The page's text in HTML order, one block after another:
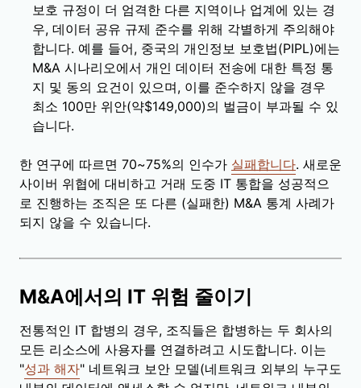
보호 규정이 더 엄격한 다른 지역이나 업계에 있는 경
우, 데이터 공유 규제 준수를 위해 각별하게 주의해야
합니다. 예를 들어, 중국의 개인정보 보호법(PIPL)에는
M&A 시나리오에서 개인 데이터 전송에 대한 특정 통
지 및 동의 요건이 있으며, 이를 준수하지 않을 경우
최소 100만 위안(약$149,000)의 벌금이 부과될 수 있
습니다.
한 연구에 따르면 70~75%의 인수가 실패합니다. 새로운
사이버 위협에 대비하고 거래 도중 IT 통합을 성공적으
로 진행하는 조직은 또 다른 (실패한) M&A 통계 사례가
되지 않을 수 있습니다.
M&A에서의 IT 위험 줄이기
전통적인 IT 합병의 경우, 조직들은 합병하는 두 회사의
모든 리소스에 사용자를 연결하려고 시도합니다. 이는
"성과 해자" 네트워크 보안 모델(네트워크 외부의 누구도